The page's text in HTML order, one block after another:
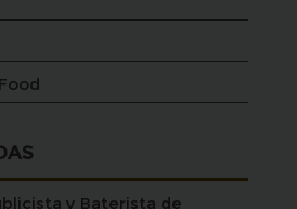
y Baterista de